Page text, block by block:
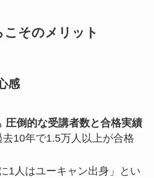
そのメリット
感
圧倒的な受講者数と合格実績
10年で1.5万人以上が合格
1人はユーキャン出身」とい